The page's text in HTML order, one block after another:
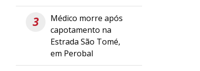
3
Médico morre após
capotamento na
Estrada São Tomé,
em Perobal